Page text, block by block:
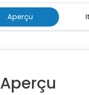
Aperçu
Aperçu